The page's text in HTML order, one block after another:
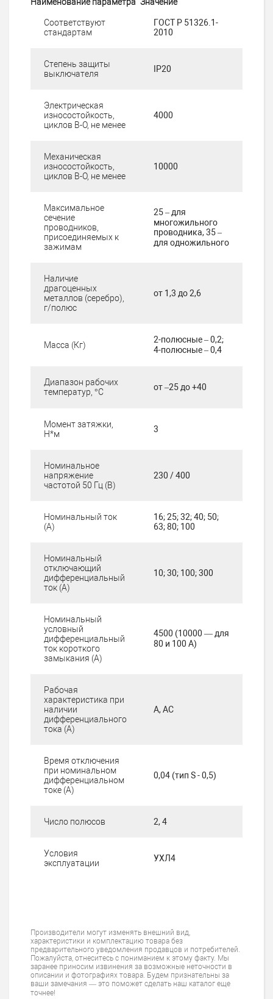
Соответствуют
стандартам
ГОСТ Р 51326.1-
2010
Степень защиты
выключателя
IP20
Электрическая
износостойкость,
циклов В-О, не менее
4000
Механическая
износостойкость,
циклов В-О, не менее
10000
Максимальное
сечение
проводников,
присоединяемых к
зажимам
25 – для
многожильного
проводника, 35 –
для одножильного
Наличие
драгоценных
металлов (серебро),
г/полюс
от 1,3 до 2,6
Масса (Кг)
2-полюсные – 0,2;
4-полюсные – 0,4
Диапазон рабочих
температур, °С
от –25 до +40
Момент затяжки,
Н*м
3
Номинальное
напряжение
частотой 50 Гц (В)
230 / 400
Номинальный ток
(А)
16; 25; 32; 40; 50;
63; 80; 100
Номинальный
отключающий
дифференциальный
ток (А)
10; 30; 100; 300
Номинальный
условный
дифференциальный
ток короткого
замыкания (А)
4500 (10000 — для
80 и 100 А)
Рабочая
характеристика при
наличии
дифференциального
тока (А)
А, АС
Время отключения
при номинальном
дифференциальном
токе (А)
0,04 (тип S - 0,5)
Число полюсов 2, 4
Условия
эксплуатации
УХЛ4
Производители могут изменять внешний вид,
характеристики и комплектацию товара без
предварительного уведомления продавцов и потребителей.
Пожалуйста, отнеситесь с пониманием к этому факту. Мы
заранее приносим извинения за возможные неточности в
описании и фотографиях товара. Будем признательны за
ваши замечания — это поможет сделать наш каталог еще
точнее!